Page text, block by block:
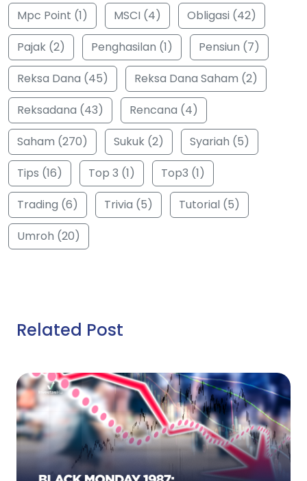
Mpc Point (1)
MSCI (4)
Obligasi (42)
Pajak (2)
Penghasilan (1)
Pensiun (7)
Reksa Dana (45)
Reksa Dana Saham (2)
Reksadana (43)
Rencana (4)
Saham (270)
Sukuk (2)
Syariah (5)
Tips (16)
Top 3 (1)
Top3 (1)
Trading (6)
Trivia (5)
Tutorial (5)
Umroh (20)
Related Post